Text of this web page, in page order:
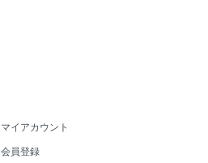
マイアカウント
会員登録